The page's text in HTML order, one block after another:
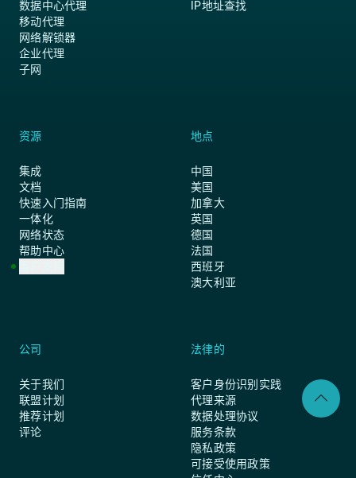
数据中心代理
移动代理
网络解锁器
企业代理
子网
IP地址查找
资源
集成
文档
快速入门指南
一体化
网络状态
帮助中心
地点
中国
美国
加拿大
英国
德国
法国
西班牙
澳大利亚
公司
关于我们
联盟计划
推荐计划
评论
法律的
客户身份识别实践
代理来源
数据处理协议
服务条款
隐私政策
可接受使用政策